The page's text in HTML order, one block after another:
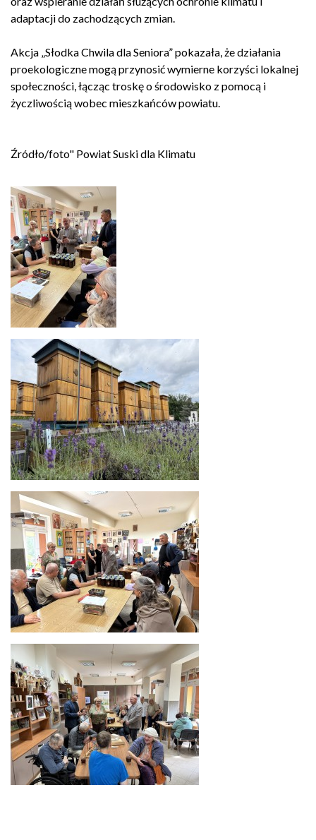
adaptacji do zachodzących zmian.
Akcja „Słodka Chwila dla Seniora” pokazała, że działania
proekologiczne mogą przynosić wymierne korzyści lokalnej
społeczności, łącząc troskę o środowisko z pomocą i
życzliwością wobec mieszkańców powiatu.
Źródło/foto" Powiat Suski dla Klimatu